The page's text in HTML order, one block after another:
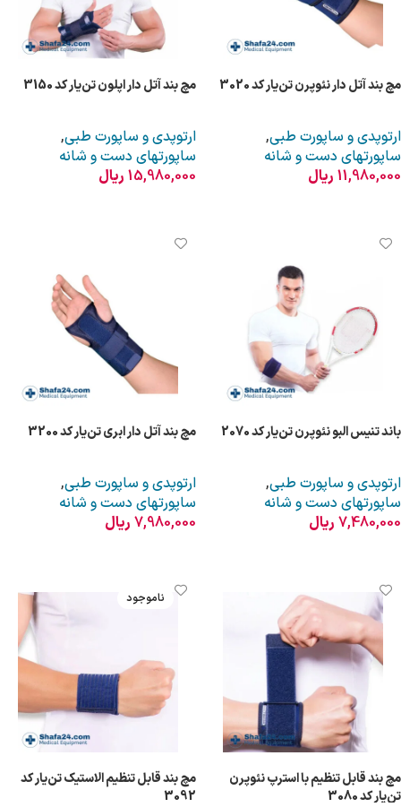
مچ بند آتل دار نئوپرن تن‌یار کد 3020
ارتوپدی و ساپورت طبی,
ساپورتهای دست و شانه
11,980,000 ریال
مچ بند آتل دار اپلون تن‌یار کد 3150
ارتوپدی و ساپورت طبی,
ساپورتهای دست و شانه
15,980,000 ریال
باند تنیس البو نئوپرن تن‌یار کد 2070
ارتوپدی و ساپورت طبی,
ساپورتهای دست و شانه
7,480,000 ریال
مچ بند آتل دار ابری تن‌یار کد 3200
ارتوپدی و ساپورت طبی,
ساپورتهای دست و شانه
7,980,000 ریال
مچ بند قابل تنظیم با استرپ نئوپرن
تن‌یار کد 3080
ناموجود
مچ بند قابل تنظیم الاستیک تن‌یار کد
3092